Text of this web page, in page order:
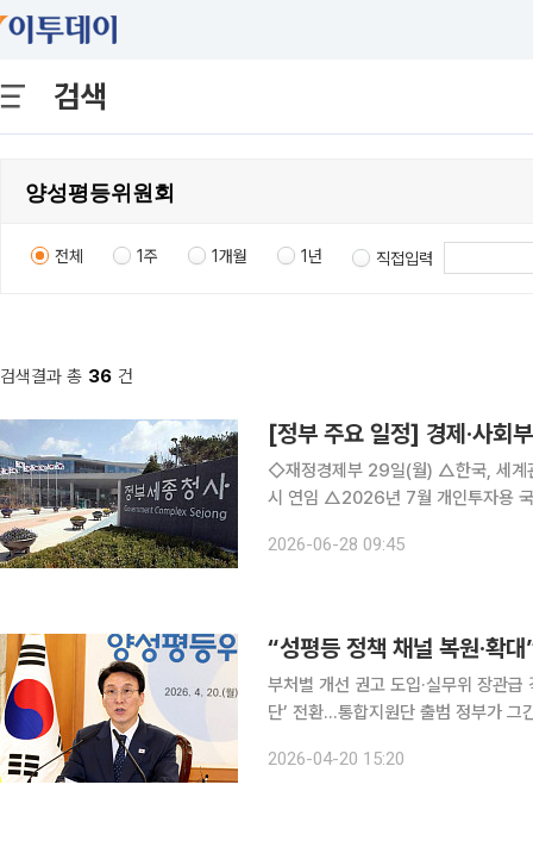
검색
전체 1주 1개월 1년 직접입력
검색결과 총 36 건
[정부 주요 일정] 경제·사
◇재정경제부 29일(월) △한국, 세계관세기구(WCO)의 핵심인 정책위원회·재정위원회 위원국 동
시 연임 △2026년 7월 개인투자용 국채 발행계획 △아시아 중견공무원 초청 연수 실시 △2026
가데이터처, 카자흐스탄 통계청 및 아
2026-06-28 09:45
“성평등 정책 채널 복원·확
부처별 개선 권고 도입·실무위 장관
단’ 전환…통합지원단 출범 정부가 그간 위축됐던 성평등 정책을 복원하고 범정부 추진체계를 강화
2026-04-20 15:20